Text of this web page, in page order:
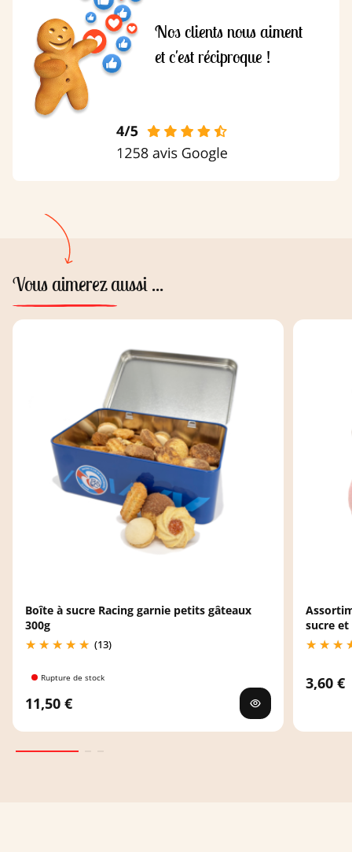
Nos clients nous aiment
et c'est réciproque !
Vous aimerez aussi ...
Boîte à sucre Racing garnie petits gâteaux
300g
(13)
Rupture de stock
11,50 €
sucre et
3,60 €